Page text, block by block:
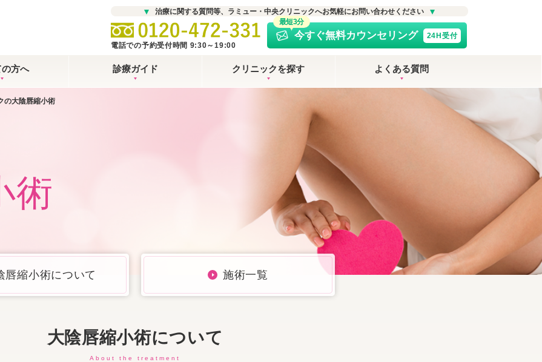
治療に関する質問等、ラミュー・中央クリニックへお気軽にお問い合わせください
電話での予約受付時間 9:30～19:00
最短3分
今すぐ無料カウンセリング 24H受付
方へ 診療ガイド クリニックを探す よくある質問
の大陰唇縮小術
術
唇縮小術について 施術一覧
大陰唇縮小術について
About the treatment